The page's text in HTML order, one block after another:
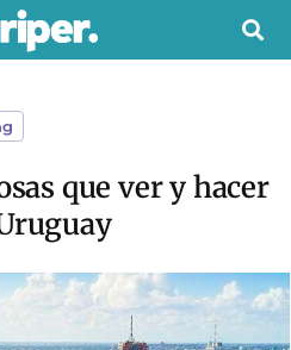
que ver y hacer